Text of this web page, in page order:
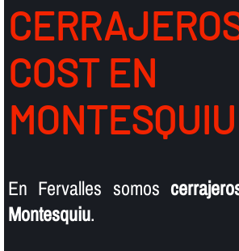
COST EN
MONTESQUIU
En Fervalles somos
Montesquiu.